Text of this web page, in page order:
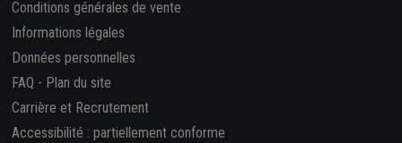
Conditions générales de vente
Informations légales
Données personnelles
FAQ - Plan du site
Carrière et Recrutement
Accessibilité : partiellement conforme